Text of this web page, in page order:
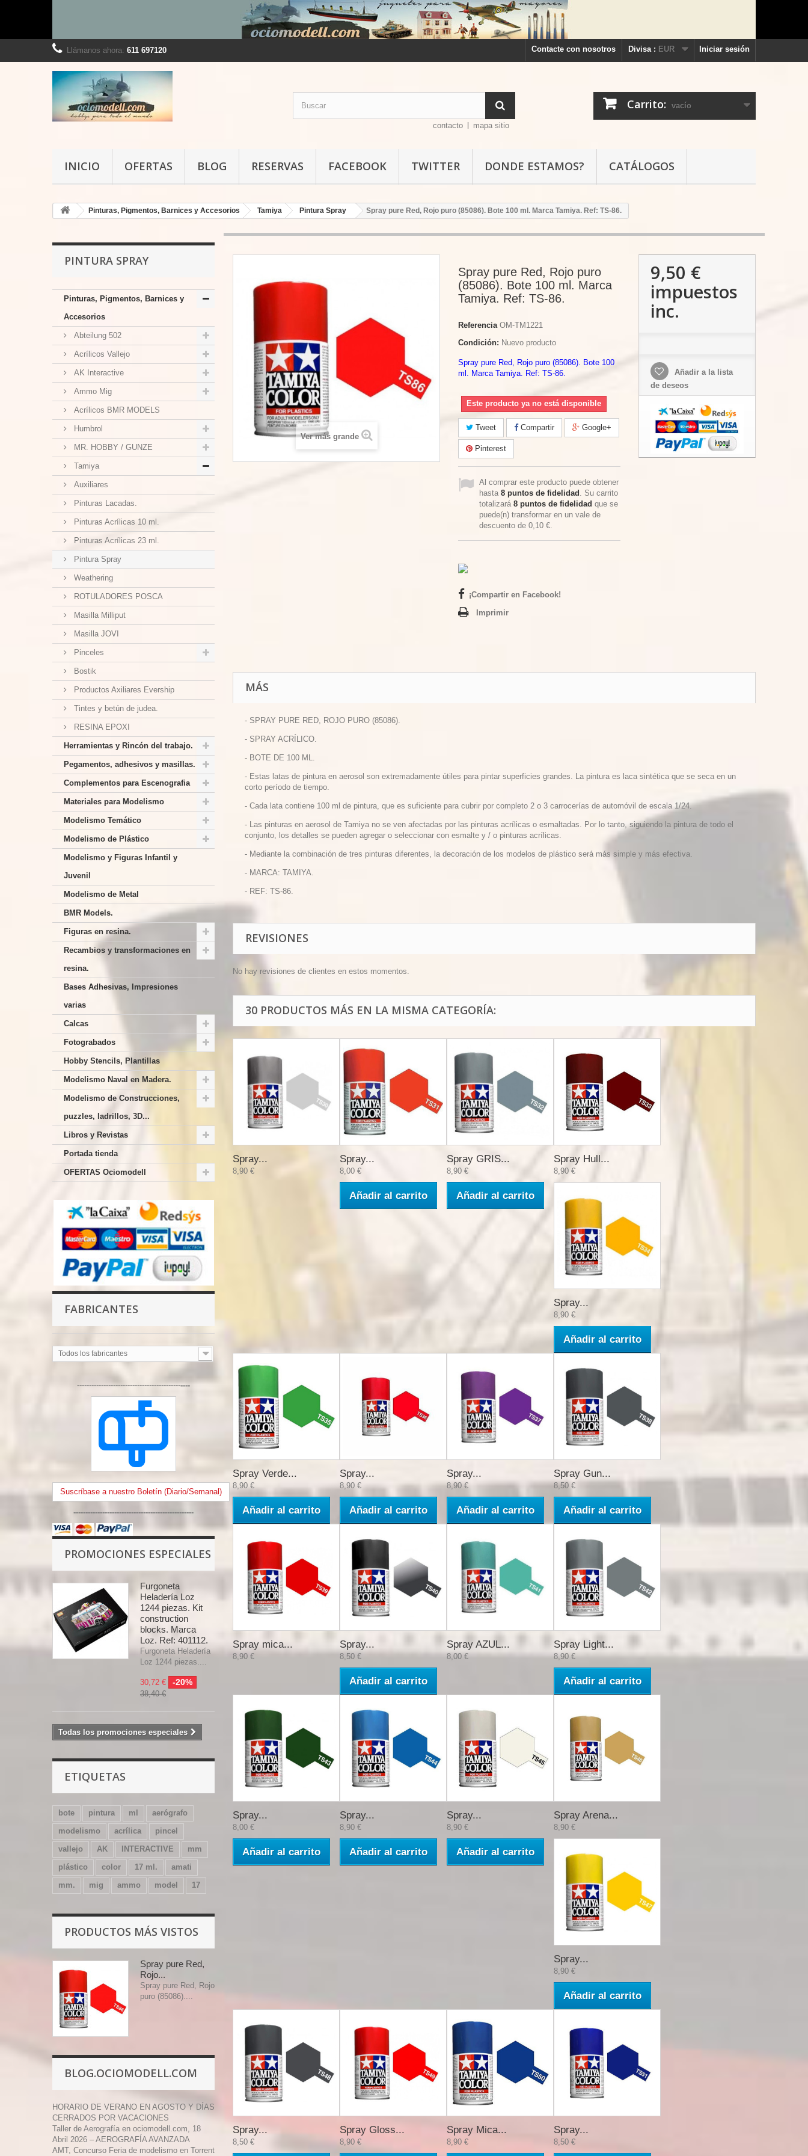
Iniciar sesión
Divisa : EUR
Contacte con nosotros
Llámanos ahora: 611 697120
Carrito: vacío
contacto mapa sitio
INICIO OFERTAS BLOG RESERVAS FACEBOOK TWITTER DONDE ESTAMOS? CATÁLOGOS
Pinturas, Pigmentos, Barnices y Accesorios Tamiya Pintura Spray Spray pure Red, Rojo puro (85086). Bote 100 ml. Marca Tamiya. Ref: TS-86.
PINTURA SPRAY
Pinturas, Pigmentos, Barnices y
Accesorios
Abteilung 502
Acrílicos Vallejo
AK Interactive
Ammo Mig
Acrílicos BMR MODELS
Humbrol
MR. HOBBY / GUNZE
Tamiya
Auxiliares
Pinturas Lacadas.
Pinturas Acrílicas 10 ml.
Pinturas Acrílicas 23 ml.
Pintura Spray
Weathering
ROTULADORES POSCA
Masilla Milliput
Masilla JOVI
Pinceles
Bostik
Productos Axiliares Evership
Tintes y betún de judea.
RESINA EPOXI
Herramientas y Rincón del trabajo.
Pegamentos, adhesivos y masillas.
Complementos para Escenografia
Materiales para Modelismo
Modelismo Temático
Modelismo de Plástico
Modelismo y Figuras Infantil y
Juvenil
Modelismo de Metal
BMR Models.
Figuras en resina.
Recambios y transformaciones en
resina.
Bases Adhesivas, Impresiones
varias
Calcas
Fotograbados
Hobby Stencils, Plantillas
Modelismo Naval en Madera.
Modelismo de Construcciones,
puzzles, ladrillos, 3D...
Libros y Revistas
Portada tienda
OFERTAS Ociomodell
FABRICANTES
Todos los fabricantes
-----------------------------------------------
Suscríbase a nuestro Boletín (Diario/Semanal)
--------------------------------------------------
PROMOCIONES ESPECIALES
Furgoneta
Heladería Loz
1244 piezas. Kit
construction
blocks. Marca
Loz. Ref: 401112.
Furgoneta Heladería
Loz 1244 piezas....
30,72 € -20%
38,40 €
Todas los promociones especiales
ETIQUETAS
bote pintura ml
aerógrafo
modelismo
acrílica
pincel
vallejo
AK INTERACTIVE
mm
plástico
color 17 ml.
amati
mm.
mig ammo model 17
PRODUCTOS MÁS VISTOS
Spray pure Red,
Rojo...
Spray pure Red, Rojo
puro (85086)....
BLOG.OCIOMODELL.COM
HORARIO DE VERANO EN AGOSTO Y DÍAS
CERRADOS POR VACACIONES
Taller de Aerografía en ociomodell.com, 18
Abril 2026 – AEROGRAFÍA AVANZADA
AMT, Concurso Feria de modelismo en Torrent
Ver más grande
Spray pure Red, Rojo puro
(85086). Bote 100 ml. Marca
Tamiya. Ref: TS-86.
Referencia OM-TM1221
Condición: Nuevo producto
Spray pure Red, Rojo puro (85086). Bote 100
ml. Marca Tamiya. Ref: TS-86.
Este producto ya no está disponible
Tweet Compartir Google+
Pinterest
Al comprar este producto puede obtener
hasta 8 puntos de fidelidad . Su carrito
totalizará 8 puntos de fidelidad que se
puede(n) transformar en un vale de
descuento de 0,10 €.
¡Compartir en Facebook!
Imprimir
9,50 €
impuestos
inc.
Añadir a la lista
de deseos
MÁS
- SPRAY PURE RED, ROJO PURO (85086).
- SPRAY ACRÍLICO.
- BOTE DE 100 ML.
- Estas latas de pintura en aerosol son extremadamente útiles para pintar superficies grandes. La pintura es laca sintética que se seca en un
corto período de tiempo.
- Cada lata contiene 100 ml de pintura, que es suficiente para cubrir por completo 2 o 3 carrocerías de automóvil de escala 1/24.
- Las pinturas en aerosol de Tamiya no se ven afectadas por las pinturas acrílicas o esmaltadas. Por lo tanto, siguiendo la pintura de todo el
conjunto, los detalles se pueden agregar o seleccionar con esmalte y / o pinturas acrílicas.
- Mediante la combinación de tres pinturas diferentes, la decoración de los modelos de plástico será más simple y más efectiva.
- MARCA: TAMIYA.
- REF: TS-86.
REVISIONES
No hay revisiones de clientes en estos momentos.
30 PRODUCTOS MÁS EN LA MISMA CATEGORÍA:
Spray...
8,90 €
Spray...
8,00 €
Añadir al carrito
Spray GRIS...
8,90 €
Añadir al carrito
Spray Hull...
8,90 €
Spray...
8,90 €
Añadir al carrito
Spray Verde...
8,90 €
Añadir al carrito
Spray...
8,90 €
Añadir al carrito
Spray...
8,90 €
Añadir al carrito
Spray Gun...
8,50 €
Añadir al carrito
Spray mica...
8,90 €
Spray...
8,50 €
Añadir al carrito
Spray AZUL...
8,00 €
Spray Light...
8,90 €
Añadir al carrito
Spray...
8,00 €
Añadir al carrito
Spray...
8,90 €
Añadir al carrito
Spray...
8,90 €
Añadir al carrito
Spray Arena...
8,90 €
Spray...
8,90 €
Añadir al carrito
Spray...
8,50 €
Spray Gloss...
8,90 €
Spray Mica...
8,90 €
Spray...
8,50 €